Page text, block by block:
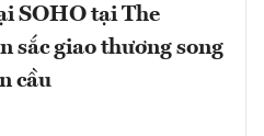
SOHO tại The
sắc giao thương song
cầu